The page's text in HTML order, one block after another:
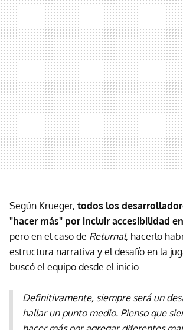
Según Krueger, todos los
"hacer más" por incluir accesibilidad
pero en el caso de Returnal, hacerlo
estructura narrativa y el desafío en la
buscó el equipo desde el inicio.
Definitivamente, siempre será un
hallar un punto medio. Pienso que